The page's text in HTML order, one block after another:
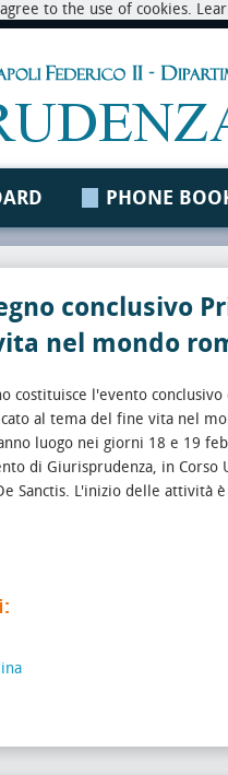
to the use of cookies.
PHONE
conclusivo
nel mondo
costituisce l'evento
al tema del fine vita nel
luogo nei giorni 18 e 19
di Giurisprudenza, in Corso
Sanctis. L'inizio delle attività